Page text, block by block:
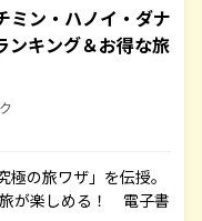
ン・ハノイ・ダナ
キング＆お得な旅
の旅ワザ」を伝授。
が楽しめる！ 電子書